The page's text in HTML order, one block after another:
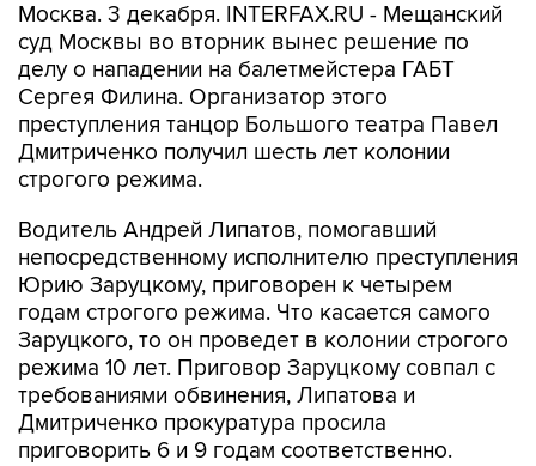
Москва. 3 декабря. INTERFAX.RU - Мещанский
суд Москвы во вторник вынес решение по
делу о нападении на балетмейстера ГАБТ
Сергея Филина. Организатор этого
преступления танцор Большого театра Павел
Дмитриченко получил шесть лет колонии
строгого режима.
Водитель Андрей Липатов, помогавший
непосредственному исполнителю преступления
Юрию Заруцкому, приговорен к четырем
годам строгого режима. Что касается самого
Заруцкого, то он проведет в колонии строгого
режима 10 лет. Приговор Заруцкому совпал с
требованиями обвинения, Липатова и
Дмитриченко прокуратура просила
приговорить 6 и 9 годам соответственно.